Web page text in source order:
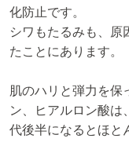
化防止です。
シワもたるみも、原
たことにあります。
肌のハリと弾力を保
ン、ヒアルロン酸は
代後半になるとほと